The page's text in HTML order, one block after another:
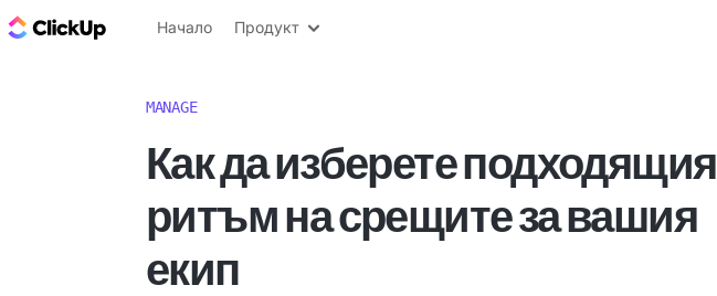
ClickUp блог
Начало Продукт
MANAGE
Как да изберете подходящия
ритъм на срещите за вашия
екип